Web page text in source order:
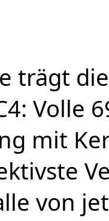
trägt
Volle
mit
von